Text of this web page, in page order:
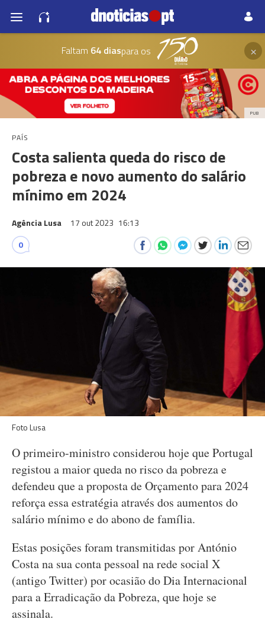
Faltam 64 diaspara os ×
PUB
PAÍS
Costa salienta queda do risco de
pobreza e novo aumento do salário
mínimo em 2024
Agência Lusa 17 out 2023 16:13
0
Foto Lusa
O primeiro-ministro considerou hoje que Portugal
registou a maior queda no risco da pobreza e
defendeu que a proposta de Orçamento para 2024
reforça essa estratégia através dos aumentos do
salário mínimo e do abono de família.
Estas posições foram transmitidas por António
Costa na sua conta pessoal na rede social X
(antigo Twitter) por ocasião do Dia Internacional
para a Erradicação da Pobreza, que hoje se
assinala.